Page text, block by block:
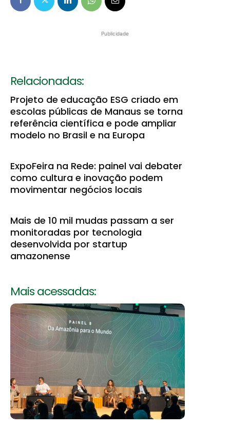
Publicidade
Relacionadas:
Projeto de educação ESG criado em
escolas públicas de Manaus se torna
referência científica e pode ampliar
modelo no Brasil e na Europa
ExpoFeira na Rede: painel vai debater
como cultura e inovação podem
movimentar negócios locais
Mais de 10 mil mudas passam a ser
monitoradas por tecnologia
desenvolvida por startup
amazonense
Mais acessadas: